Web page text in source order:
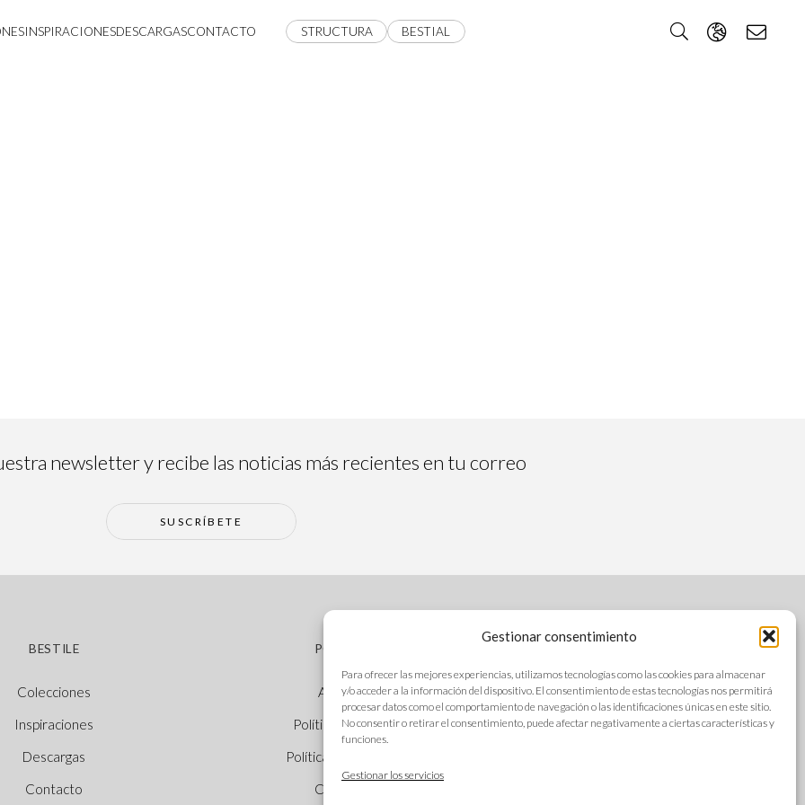
Gestionar consentimiento
Para ofrecer las mejores experiencias, utilizamos tecnologías como las cookies para almacenar
y/o acceder a la información del dispositivo. El consentimiento de estas tecnologías nos permitirá
procesar datos como el comportamiento de navegación o las identificaciones únicas en este sitio.
No consentir o retirar el consentimiento, puede afectar negativamente a ciertas características y
funciones.
Gestionar los servicios
INSPIRACIONESDESCARGASCONTACTO STRUCTURA BESTIAL
newsletter y recibe las noticias más recientes en tu correo
SUSCRÍBETE
BESTILE
Colecciones
Inspiraciones
Descargas
Contacto
POLÍTICAS
Aviso legal
Política de cookies
Política de privacidad
Canal Ético